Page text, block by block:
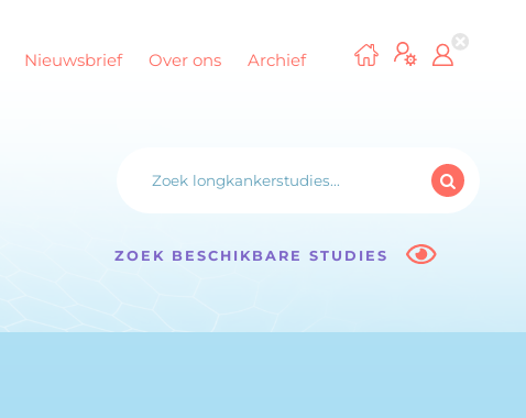
Nieuwsbrief Over ons Archief
ZOEK BESCHIKBARE STUDIES